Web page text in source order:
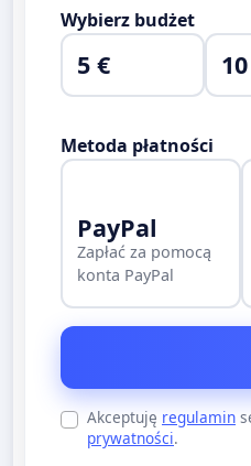
Wybierz budżet
5 €
Metoda płatności
PayPal
Zapłać za pomocą
konta PayPal
Akceptuję regulamin
prywatności.